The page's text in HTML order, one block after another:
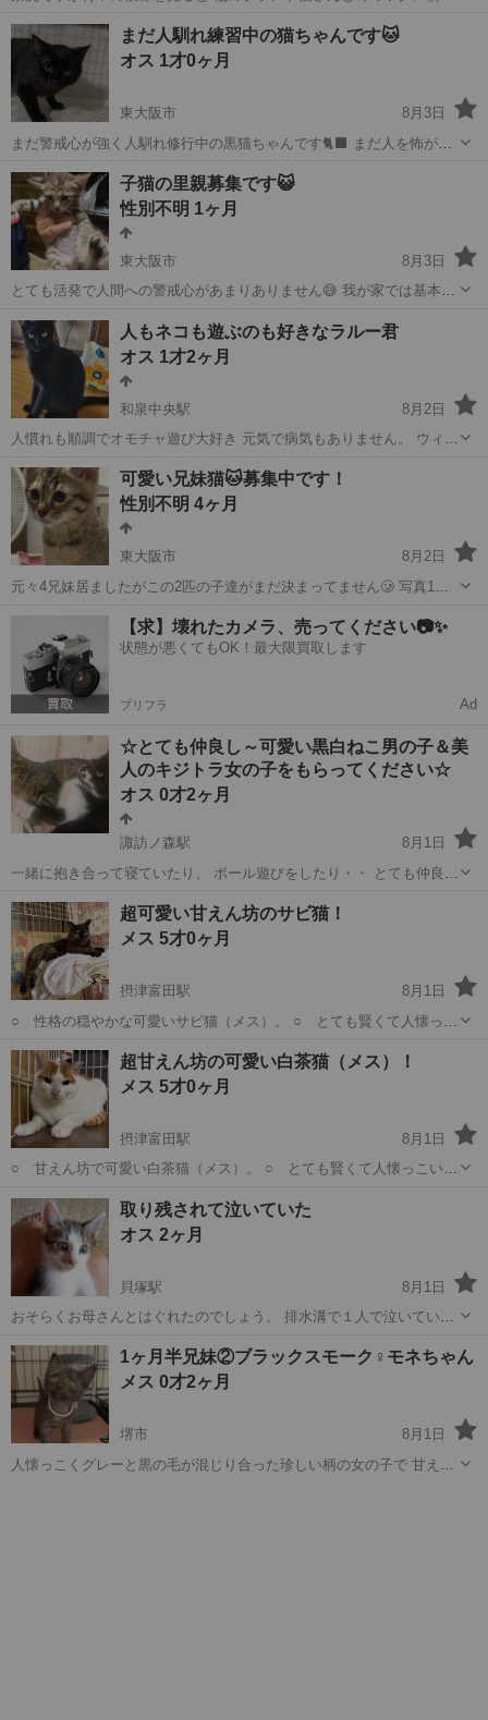
らい。男の子です！ 元々は8匹きょうだいでしたが 色々とありまして
独りぼっちになってしま...
大阪 大阪市 城北公園通駅 猫 去勢手術
まだ人馴れ練習中の猫ちゃんです🐱
オス 1才0ヶ月
東大阪市
8月3日
まだ警戒心が強く人馴れ修行中の黒猫ちゃんです🐈‍⬛ まだ人を怖がり
かいたり噛んだりはされた事ないです。 （環境が変わるとそのような
行動が見られる可能性はあります...
大阪 東大阪市 猫
子猫の里親募集です😺
性別不明 1ヶ月
東大阪市
8月3日
とても活発で人間への警戒心があまりありません😅 我が家では基本的
ほど人慣れしています。 トイレトレーニングもしっかり出来ており、
離乳食も食べられます。 父猫、母...
大阪 東大阪市 ワクチン
人もネコも遊ぶのも好きなラルー君
オス 1才2ヶ月
和泉中央駅
8月2日
人慣れも順調でオモチャ遊び大好き 元気で病気もありません。 ウィル
済み ※単身者の方、ご高齢の方は保証人となってくださる方が必要で
す 里親希望者様の...
大阪 和泉市 和泉中央駅 猫 イケメン
可愛い兄妹猫🐱募集中です！
性別不明 4ヶ月
東大阪市
8月2日
元々4兄妹居ましたがこの2匹の子達がまだ決まってません🥲 写真1枚
手に自分から頭をコツンコツン押し付けて「撫でて〜」とアピールし
てくれて甘えてくる可愛い性...
東大阪市 猫
【求】壊れたカメラ、売ってください📷✨
状態が悪くてもOK！最大限買取します
プリフラ Ad
☆とても仲良し～可愛い黒白ねこ男の子＆美
人のキジトラ女の子をもらってください☆
オス 0才2ヶ月
諏訪ノ森駅
8月1日
一緒に抱き合って寝ていたり、 ボール遊びをしたり・・ とても仲良し
大阪 堺市 諏訪ノ森駅 猫 ねこ
超可愛い甘えん坊のサビ猫！
メス 5才0ヶ月
摂津富田駅
8月1日
○ 性格の穏やかな可愛いサビ猫（メス）。 ○ とても賢くて人懐っこ
大阪 高槻市 摂津富田駅 猫
超甘えん坊の可愛い白茶猫（メス）！
メス 5才0ヶ月
摂津富田駅
8月1日
○ 甘えん坊で可愛い白茶猫（メス）。 ○ とても賢くて人懐っこい猫
大阪 高槻市 摂津富田駅
取り残されて泣いていた
オス 2ヶ月
貝塚駅
8月1日
おそらくお母さんとはぐれたのでしょう。 排水溝で１人で泣いている
去勢手術に行けるまで成長しました。 寂しくて心細くてメソメソ泣い
ていたのに、先輩猫が寄り添う...
大阪 貝塚市 貝塚駅 猫 有無
1ヶ月半兄妹②ブラックスモーク♀モネちゃん
メス 0才2ヶ月
堺市
8月1日
人懐っこくグレーと黒の毛が混じり合った珍しい柄の女の子で 甘えた